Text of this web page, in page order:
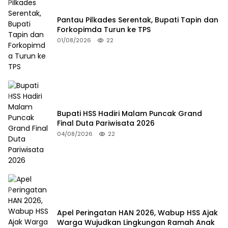
Pantau Pilkades Serentak, Bupati Tapin dan
Forkopimda Turun ke TPS
01/08/2026 22
Bupati HSS Hadiri Malam Puncak Grand
Final Duta Pariwisata 2026
04/08/2026 22
Apel Peringatan HAN 2026, Wabup HSS Ajak
Warga Wujudkan Lingkungan Ramah Anak